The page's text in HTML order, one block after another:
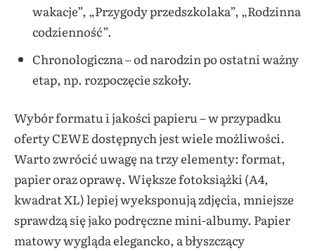
wakacje”, „Przygody przedszkolaka”, „Rodzinna
codzienność”.
Chronologiczna – od narodzin po ostatni ważny
etap, np. rozpoczęcie szkoły.
Wybór formatu i jakości papieru – w przypadku
oferty CEWE dostępnych jest wiele możliwości.
Warto zwrócić uwagę na trzy elementy: format,
papier oraz oprawę. Większe fotoksiążki (A4,
kwadrat XL) lepiej wyeksponują zdjęcia, mniejsze
sprawdzą się jako podręczne mini-albumy. Papier
matowy wygląda elegancko, a błyszczący